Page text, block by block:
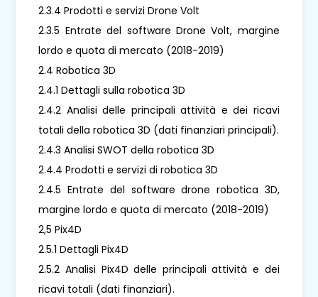
2.3.4 Prodotti e servizi Drone Volt
2.3.5 Entrate del software Drone Volt, margine
lordo e quota di mercato (2018-2019)
2.4 Robotica 3D
2.4.1 Dettagli sulla robotica 3D
2.4.2 Analisi delle principali attività e dei ricavi
totali della robotica 3D (dati finanziari principali).
2.4.3 Analisi SWOT della robotica 3D
2.4.4 Prodotti e servizi di robotica 3D
2.4.5 Entrate del software drone robotica 3D,
margine lordo e quota di mercato (2018-2019)
2,5 Pix4D
2.5.1 Dettagli Pix4D
2.5.2 Analisi Pix4D delle principali attività e dei
ricavi totali (dati finanziari).